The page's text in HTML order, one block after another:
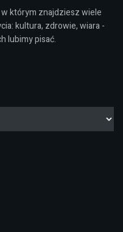
którym znajdziesz wiele
kultura, zdrowie, wiara -
lubimy pisać.